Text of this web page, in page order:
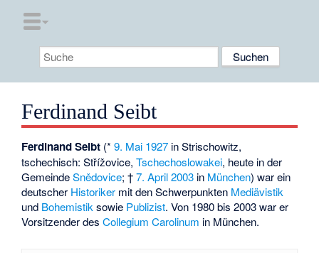
Ferdinand Seibt
Ferdinand Seibt (*9. Mai 1927 in Strischowitz,
tschechisch: Střížovice,Tschechoslowakei, heute in der
GemeindeSnědovice; †7. April 2003 in München) war ein
deutscher Historiker mit den Schwerpunkten Mediävistik
und Bohemistiksowie Publizist. Von 1980 bis 2003 war er
Vorsitzender desCollegium Carolinum in München.